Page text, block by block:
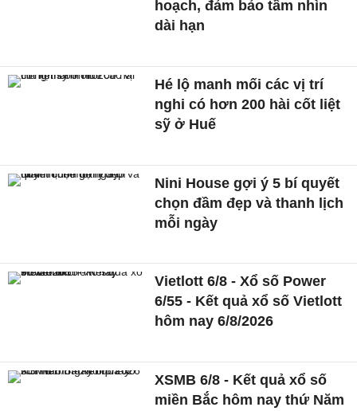
hoạch, đảm bảo tầm nhìn
dài hạn
Hé lộ manh mối các vị trí
nghi có hơn 200 hài cốt liệt
sỹ ở Huế
Nini House gợi ý 5 bí quyết
chọn đầm đẹp và thanh lịch
mỗi ngày
Vietlott 6/8 - Xổ số Power
6/55 - Kết quả xổ số Vietlott
hôm nay 6/8/2026
XSMB 6/8 - Kết quả xổ số
miền Bắc hôm nay thứ Năm